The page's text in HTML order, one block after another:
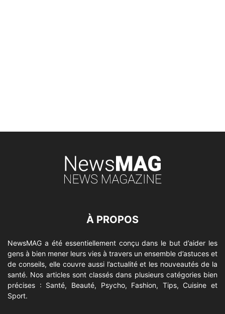
À PROPOS
NewsMAG a été essentiellement conçu dans le but d’aider les
gens à bien mener leurs vies à travers un ensemble d’astuces et
de conseils, elle couvre aussi l’actualité et les nouveautés de la
santé. Nos articles sont classés dans plusieurs catégories bien
précises : Santé, Beauté, Psycho, Fashion, Tips, Cuisine et
Sport.